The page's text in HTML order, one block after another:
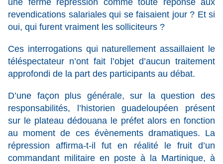
une ferme répression comme toute réponse aux
revendications salariales qui se faisaient jour ? Et si
oui, qui furent vraiment les solliciteurs ?
Ces interrogations qui naturellement assaillaient le
téléspectateur n’ont fait l’objet d’aucun traitement
approfondi de la part des participants au débat.
D’une façon plus générale, sur la question des
responsabilités, l’historien guadeloupéen présent
sur le plateau dédouana le préfet alors en fonction
au moment de ces évènements dramatiques. La
répression affirma-t-il fut en réalité le fruit d’un
commandant militaire en poste à la Martinique, à